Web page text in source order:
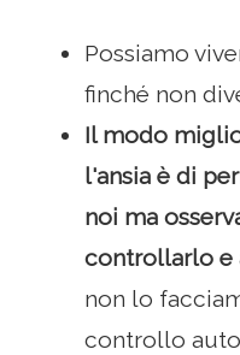
Possiamo
finché non
Il modo
l'ansia è di
noi ma
controllarlo e
non lo
controllo